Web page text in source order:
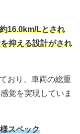
16.0km/Lとされ
抑える設計がされ
おり、車両の総重
覚を実現していま
スペック